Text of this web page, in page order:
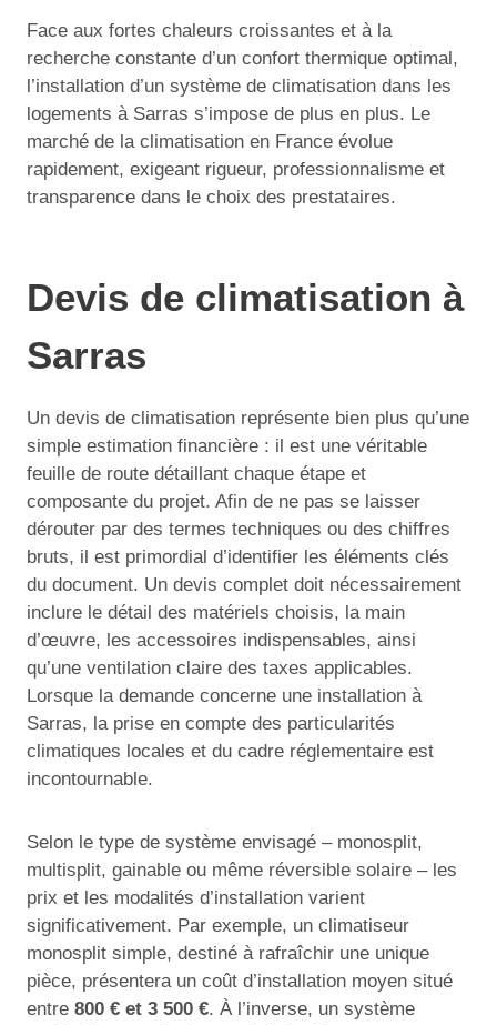
Face aux fortes chaleurs croissantes et à la
recherche constante d’un confort thermique optimal,
l’installation d’un système de climatisation dans les
logements à Sarras s’impose de plus en plus. Le
marché de la climatisation en France évolue
rapidement, exigeant rigueur, professionnalisme et
transparence dans le choix des prestataires.
Devis de climatisation à
Sarras
Un devis de climatisation représente bien plus qu’une
simple estimation financière : il est une véritable
feuille de route détaillant chaque étape et
composante du projet. Afin de ne pas se laisser
dérouter par des termes techniques ou des chiffres
bruts, il est primordial d’identifier les éléments clés
du document. Un devis complet doit nécessairement
inclure le détail des matériels choisis, la main
d’œuvre, les accessoires indispensables, ainsi
qu’une ventilation claire des taxes applicables.
Lorsque la demande concerne une installation à
Sarras, la prise en compte des particularités
climatiques locales et du cadre réglementaire est
incontournable.
Selon le type de système envisagé – monosplit,
multisplit, gainable ou même réversible solaire – les
prix et les modalités d’installation varient
significativement. Par exemple, un climatiseur
monosplit simple, destiné à rafraîchir une unique
pièce, présentera un coût d’installation moyen situé
entre 800 € et 3 500 €. À l’inverse, un système